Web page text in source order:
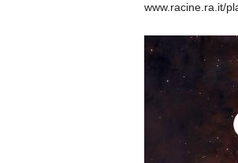
www.racine.ra.it/